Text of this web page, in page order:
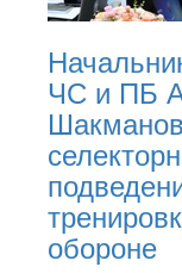
ЧС и ПБ
обороне